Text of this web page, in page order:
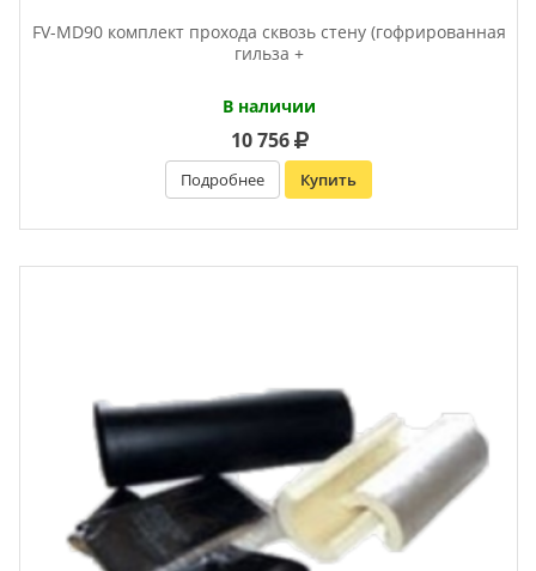
FV-MD90 комплект прохода сквозь стену (гофрированная
гильза +
В наличии
10 756
Подробнее Купить